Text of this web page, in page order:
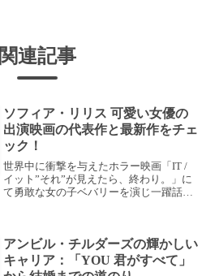
関連記事
ソフィア・リリス 可愛い女優の
出演映画の代表作と最新作をチェ
ック！
世界中に衝撃を与えたホラー映画「IT /
イット”それ”が見えたら、終わり。」に
て勇敢な女の子ベバリーを演じ一躍話題
と輝く瞳が印象的...
アンビル・チルダーズの輝かしい
キャリア：「YOU 君がすべて」